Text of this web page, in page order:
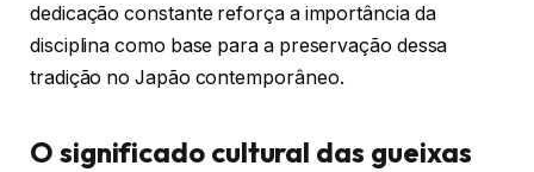
dedicação constante reforça a importância da
disciplina como base para a preservação dessa
tradição no Japão contemporâneo.
O significado cultural das gueixas